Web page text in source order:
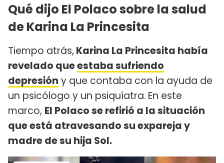
Qué dijo El Polaco sobre la salud
de Karina La Princesita
Tiempo atrás, Karina La Princesita había
revelado queestaba sufriendo
depresión y que contaba con la ayuda de
un psicólogo y un psiquíatra. En este
marco, El Polaco se refirió a la situación
que está atravesando su expareja y
madre de su hija Sol.